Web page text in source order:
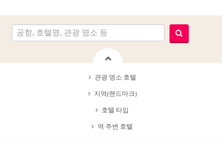
관광 명소 호텔
지역(랜드마크)
호텔 타입
역 주변 호텔